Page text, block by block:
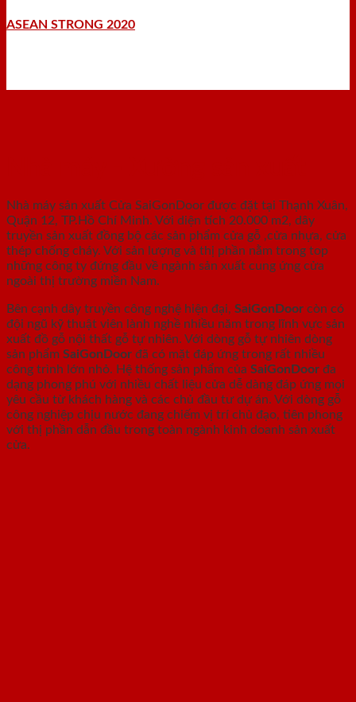
ASEAN STRONG 2020
Nhà máy sản xuất Cửa SaiGonDoor được đặt tại Thạnh Xuân,
Quận 12, TP.Hồ Chí Minh. Với diện tích 20.000 m2, dây
truyền sản xuất đồng bộ các sản phẩm cửa gỗ ,cửa nhựa, cửa
thép chống cháy. Với sản lượng và thị phần nằm trong top
những công ty đứng đầu về ngành sản xuất cung ứng cửa
ngoài thị trường miền Nam.
Bên cạnh dây truyền công nghệ hiện đại, SaiGonDoor còn có
đội ngũ kỹ thuật viên lành nghề nhiều năm trong lĩnh vực sản
xuất đồ gỗ nội thất gỗ tự nhiên. Với dòng gỗ tự nhiên dòng
sản phẩm SaiGonDoor đã có mặt đáp ứng trong rất nhiều
công trình lớn nhỏ. Hệ thống sản phẩm của SaiGonDoor đa
dạng phong phú với nhiều chất liệu cửa dễ dàng đáp ứng mọi
yêu cầu từ khách hàng và các chủ đầu tư dự án. Với dòng gỗ
công nghiệp chịu nước đang chiếm vị trí chủ đạo, tiên phong
với thị phần dẫn đầu trong toàn ngành kinh doanh sản xuất
cửa.